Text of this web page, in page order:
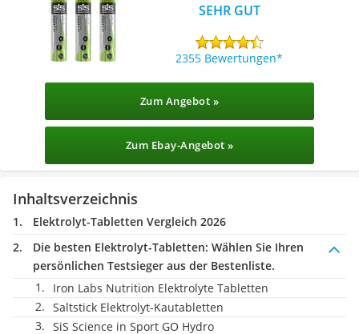
SEHR GUT
2355 Bewertungen
Zum Angebot »
Zum Ebay-Angebot »
Inhaltsverzeichnis
Elektrolyt-Tabletten Vergleich 2026
Die besten Elektrolyt-Tabletten: Wählen Sie Ihren
persönlichen Testsieger aus der Bestenliste.
Iron Labs Nutrition Elektrolyte Tabletten
Saltstick Elektrolyt-Kautabletten
SiS Science in Sport GO Hydro